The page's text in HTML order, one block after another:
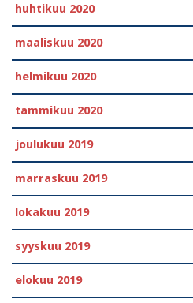
huhtikuu 2020
maaliskuu 2020
helmikuu 2020
tammikuu 2020
joulukuu 2019
marraskuu 2019
lokakuu 2019
syyskuu 2019
elokuu 2019